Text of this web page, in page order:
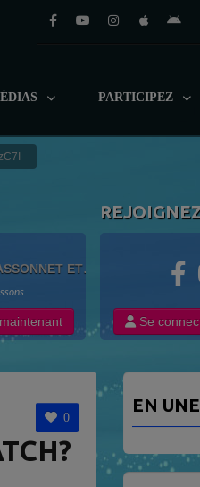
PARTICIPEZ
ET
Se
0
EN UNE